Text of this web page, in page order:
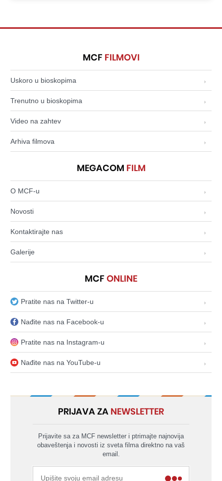
MCF FILMOVI
Uskoro u bioskopima
Trenutno u bioskopima
Video na zahtev
Arhiva filmova
MEGACOM FILM
O MCF-u
Novosti
Kontaktirajte nas
Galerije
MCF ONLINE
Pratite nas na Twitter-u
Nađite nas na Facebook-u
Pratite nas na Instagram-u
Nađite nas na YouTube-u
PRIJAVA ZA NEWSLETTER
Prijavite sa za MCF newsletter i ptrimajte najnovija
obaveštenja i novosti iz sveta filma direktno na vaš
email.